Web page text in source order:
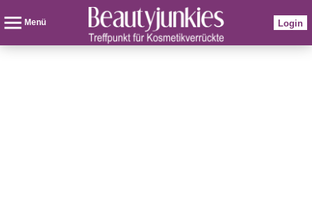
Menü Login